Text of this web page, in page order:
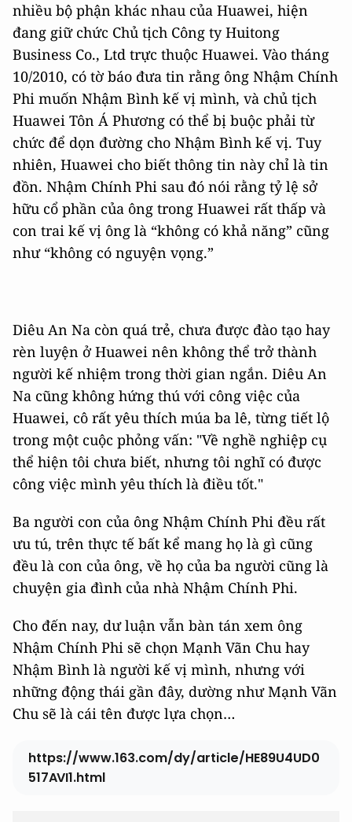
nhiều bộ phận khác nhau của Huawei, hiện
đang giữ chức Chủ tịch Công ty Huitong
Business Co., Ltd trực thuộc Huawei. Vào tháng
10/2010, có tờ báo đưa tin rằng ông Nhậm Chính
Phi muốn Nhậm Bình kế vị mình, và chủ tịch
Huawei Tôn Á Phương có thể bị buộc phải từ
chức để dọn đường cho Nhậm Bình kế vị. Tuy
nhiên, Huawei cho biết thông tin này chỉ là tin
đồn. Nhậm Chính Phi sau đó nói rằng tỷ lệ sở
hữu cổ phần của ông trong Huawei rất thấp và
con trai kế vị ông là “không có khả năng” cũng
như “không có nguyện vọng.”
Diêu An Na còn quá trẻ, chưa được đào tạo hay
rèn luyện ở Huawei nên không thể trở thành
người kế nhiệm trong thời gian ngắn. Diêu An
Na cũng không hứng thú với công việc của
Huawei, cô rất yêu thích múa ba lê, từng tiết lộ
trong một cuộc phỏng vấn: "Về nghề nghiệp cụ
thể hiện tôi chưa biết, nhưng tôi nghĩ có được
công việc mình yêu thích là điều tốt."
Ba người con của ông Nhậm Chính Phi đều rất
ưu tú, trên thực tế bất kể mang họ là gì cũng
đều là con của ông, về họ của ba người cũng là
chuyện gia đình của nhà Nhậm Chính Phi.
Cho đến nay, dư luận vẫn bàn tán xem ông
Nhậm Chính Phi sẽ chọn Mạnh Vãn Chu hay
Nhậm Bình là người kế vị mình, nhưng với
những động thái gần đây, dường như Mạnh Vãn
Chu sẽ là cái tên được lựa chọn…
https://www.163.com/dy/article/HE89U4UD0
517AVI1.html